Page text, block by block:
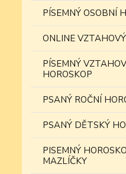
PÍSEMNÝ OSOBNÍ
ONLINE
PÍSEMNÝ
HOROSKOP
PSANÝ ROČNÍ
PSANÝ DĚTSKÝ
PISEMNÝ
MAZLÍČKY